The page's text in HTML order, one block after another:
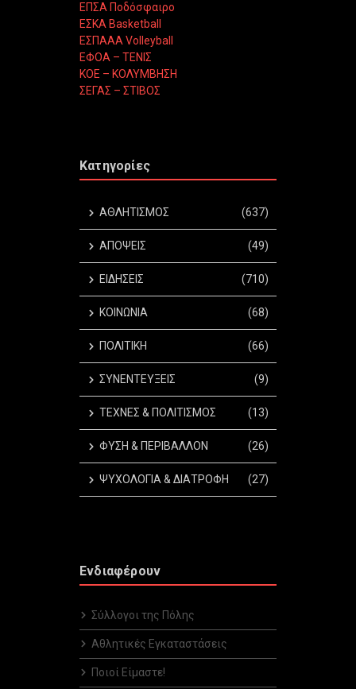
ΕΠΣΑ Ποδόσφαιρο
ΕΣΚΑ Basketball
ΕΣΠΑΑΑ Volleyball
ΕΦΟΑ – ΤΕΝΙΣ
ΚΟΕ – ΚΟΛΥΜΒΗΣΗ
ΣΕΓΑΣ – ΣΤΙΒΟΣ
Κατηγορίες
ΑΘΛΗΤΙΣΜΟΣ (637)
ΑΠΟΨΕΙΣ (49)
ΕΙΔΗΣΕΙΣ (710)
ΚΟΙΝΩΝΙΑ (68)
ΠΟΛΙΤΙΚΗ (66)
ΣΥΝΕΝΤΕΥΞΕΙΣ (9)
ΤΕΧΝΕΣ & ΠΟΛΙΤΙΣΜΟΣ (13)
ΦΥΣΗ & ΠΕΡΙΒΑΛΛΟΝ (26)
ΨΥΧΟΛΟΓΙΑ & ΔΙΑΤΡΟΦΗ (27)
Ενδιαφέρουν
Σύλλογοι της Πόλης
Αθλητικές Εγκαταστάσεις
Ποιοί Είμαστε!